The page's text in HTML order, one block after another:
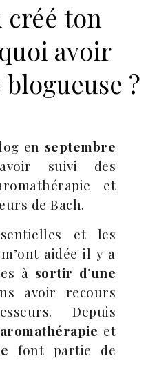
créé ton
avoir
?
en septembre
suivi des
et
de Bach.
et les
aidée il y a
à sortir d’une
avoir recours
Depuis
aromathérapie et
font partie de